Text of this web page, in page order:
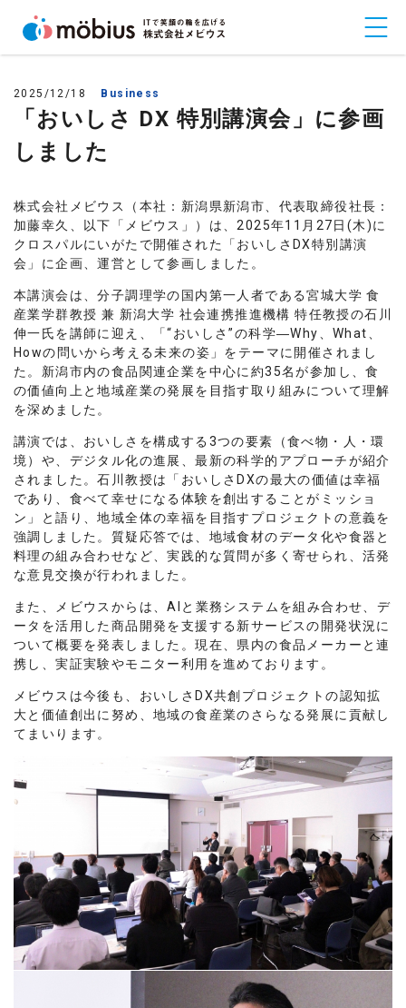
2025/12/18 Business
「おいしさ DX 特別講演会」に参画
しました
株式会社メビウス（本社：新潟県新潟市、代表取締役社長：
加藤幸久、以下「メビウス」）は、2025年11月27日(木)に
クロスパルにいがたで開催された「おいしさDX特別講演
会」に企画、運営として参画しました。
本講演会は、分子調理学の国内第一人者である宮城大学 食
産業学群教授 兼 新潟大学 社会連携推進機構 特任教授の石川
伸一氏を講師に迎え、「“おいしさ”の科学―Why、What、
Howの問いから考える未来の姿」をテーマに開催されまし
た。新潟市内の食品関連企業を中心に約35名が参加し、食
の価値向上と地域産業の発展を目指す取り組みについて理解
を深めました。
講演では、おいしさを構成する3つの要素（食べ物・人・環
境）や、デジタル化の進展、最新の科学的アプローチが紹介
されました。石川教授は「おいしさDXの最大の価値は幸福
であり、食べて幸せになる体験を創出することがミッショ
ン」と語り、地域全体の幸福を目指すプロジェクトの意義を
強調しました。質疑応答では、地域食材のデータ化や食器と
料理の組み合わせなど、実践的な質問が多く寄せられ、活発
な意見交換が行われました。
また、メビウスからは、AIと業務システムを組み合わせ、デ
ータを活用した商品開発を支援する新サービスの開発状況に
ついて概要を発表しました。現在、県内の食品メーカーと連
携し、実証実験やモニター利用を進めております。
メビウスは今後も、おいしさDX共創プロジェクトの認知拡
大と価値創出に努め、地域の食産業のさらなる発展に貢献し
てまいります。